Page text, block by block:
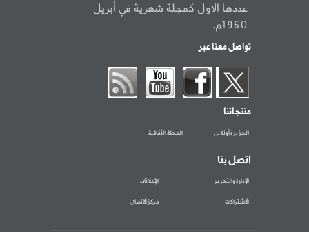
عددها الاول كمجلة شهرية في أبريل
1960م.
تواصل معنا عبر
منتجاتنا
الجزيرة أونلاين المجلة الثقافية
اتصل بنا
الإدارة والتحرير الإعلانات
الاشتراكات مركز الاتصال